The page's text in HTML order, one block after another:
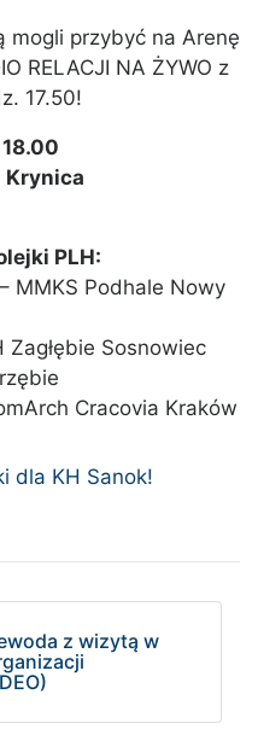
mogli przybyć na Arenę
RELACJI NA ŻYWO z
17.50!
Krynica
PLH:
MMKS Podhale Nowy
Sosnowiec
Cracovia Kraków
dla KH Sanok!
z wizytą w